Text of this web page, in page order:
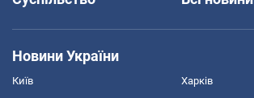
Новини України
Київ Харків